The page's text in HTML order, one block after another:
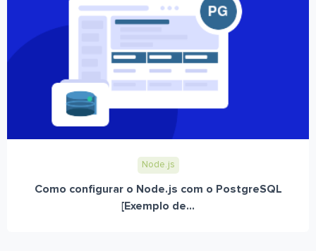
Node.js
Como configurar o Node.js com o PostgreSQL
[Exemplo de...